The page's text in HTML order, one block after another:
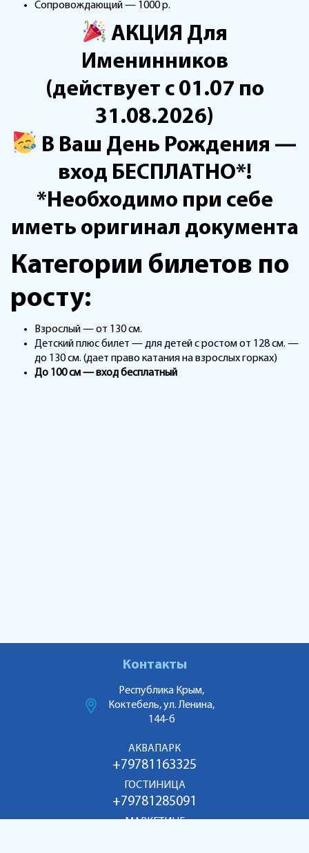
Сопровождающий — 1000 р.
АКЦИЯ Для
Именинников
(действует с 01.07 по
31.08.2026)
В Ваш День Рождения —
вход БЕСПЛАТНО*!
*Необходимо при себе
иметь оригинал документа
Категории билетов по
росту:
Взрослый — от 130 см.
Детский плюс билет — для детей с ростом от 128 см. —
до 130 см. (дает право катания на взрослых горках)
До 100 см — вход бесплатный
Контакты
Республика Крым,
Коктебель, ул. Ленина,
144-б
АКВАПАРК
+79781163325
ГОСТИНИЦА
+79781285091
МАРКЕТИНГ